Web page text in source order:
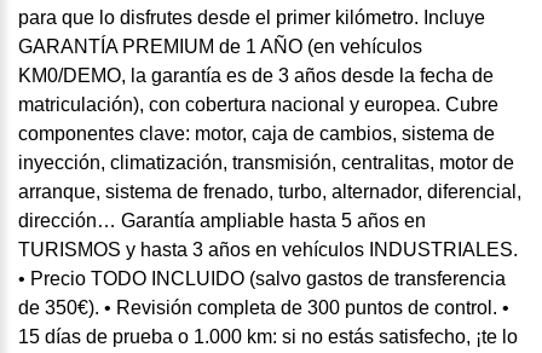
para que lo disfrutes desde el primer kilómetro. Incluye
GARANTÍA PREMIUM de 1 AÑO (en vehículos
KM0/DEMO, la garantía es de 3 años desde la fecha de
matriculación), con cobertura nacional y europea. Cubre
componentes clave: motor, caja de cambios, sistema de
inyección, climatización, transmisión, centralitas, motor de
arranque, sistema de frenado, turbo, alternador, diferencial,
dirección… Garantía ampliable hasta 5 años en
TURISMOS y hasta 3 años en vehículos INDUSTRIALES.
• Precio TODO INCLUIDO (salvo gastos de transferencia
de 350€). • Revisión completa de 300 puntos de control. •
15 días de prueba o 1.000 km: si no estás satisfecho, ¡te lo